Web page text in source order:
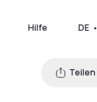
Hilfe DE •
Teilen